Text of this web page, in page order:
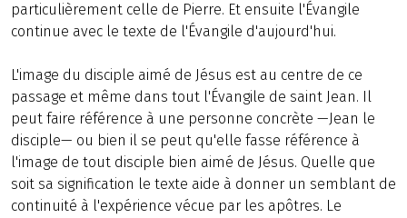
particulièrement celle de Pierre. Et ensuite l'Évangile
continue avec le texte de l'Évangile d'aujourd'hui.
L'image du disciple aimé de Jésus est au centre de ce
passage et même dans tout l'Évangile de saint Jean. Il
peut faire référence à une personne concrète —Jean le
disciple— ou bien il se peut qu'elle fasse référence à
l'image de tout disciple bien aimé de Jésus. Quelle que
soit sa signification le texte aide à donner un semblant de
continuité à l'expérience vécue par les apôtres. Le